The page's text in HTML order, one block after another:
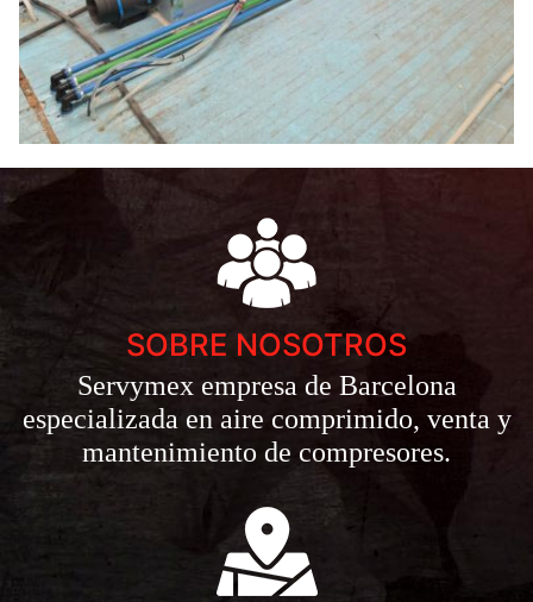
SOBRE NOSOTROS
Servymex empresa de Barcelona
especializada en aire comprimido, venta y
mantenimiento de compresores.